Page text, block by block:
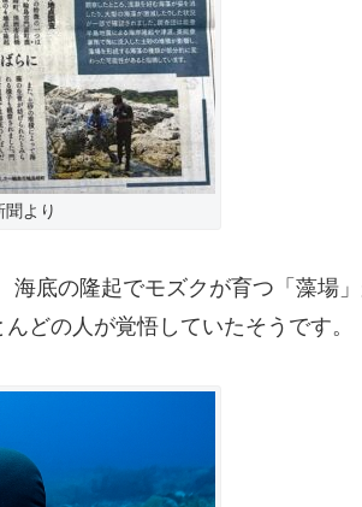
より
海底の隆起でモズクが育つ「藻場
どの人が覚悟していたそうです。